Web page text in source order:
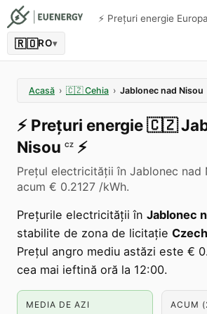
⚡️ Prețuri energie Europa
🇷🇴RO▾
Acasă › 🇨🇿 Cehia › Jablonec nad Nisou
⚡️ Prețuri energie🇨🇿
Nisou CZ ⚡️
Prețul electricității în Jablonec nad
acum € 0.2127 /kWh.
Prețurile electricității în Jablonec
stabilite de zona de licitație
Prețul angro mediu astăzi este €
cea mai ieftină oră la 12:00.
MEDIA DE AZI ACUM